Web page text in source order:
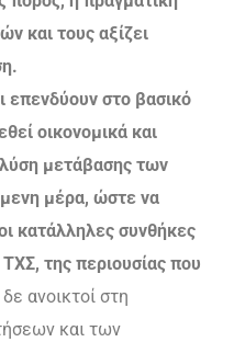
και τους αξίζει
επενδύουν στο βασικό
οικονομικά και
μετάβασης των
μέρα, ώστε να
κατάλληλες συνθήκες
της περιουσίας που
δε ανοικτοί στη
και των